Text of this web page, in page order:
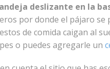
deslizante en la
por donde el pájaro se
de comida caigan al
o puedes agregarle un